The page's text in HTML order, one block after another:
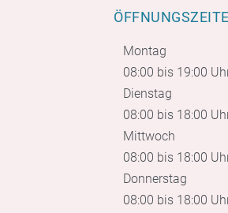
Montag
08:00 bis 19:00
Dienstag
08:00 bis 18:00
Mittwoch
08:00 bis 18:00
Donnerstag
08:00 bis 18:00